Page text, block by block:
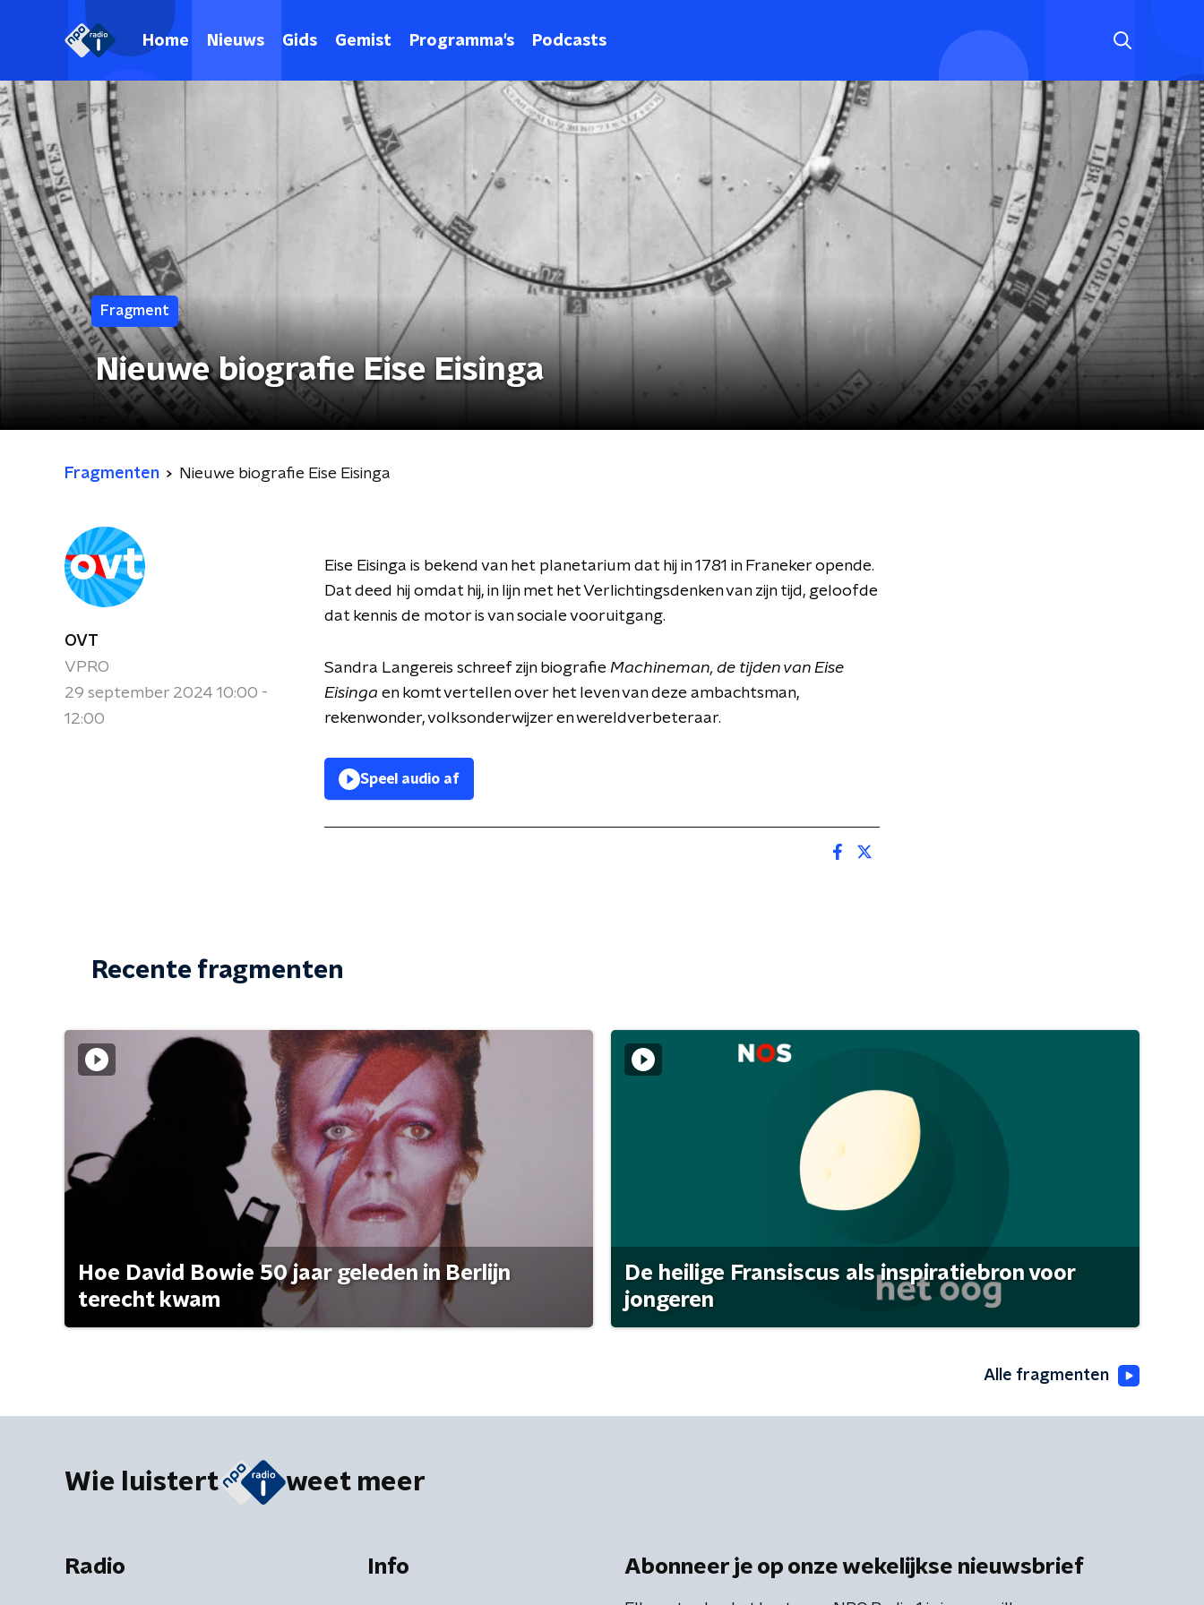
Home Nieuws Gids Gemist Programma's Podcasts
Fragment
Nieuwe biografie Eise Eisinga
Fragmenten Nieuwe biografie Eise Eisinga
OVT
VPRO
29 september 2024 10:00 -
12:00
Eise Eisinga is bekend van het planetarium dat hij in 1781 in Franeker opende.
Dat deed hij omdat hij, in lijn met het Verlichtingsdenken van zijn tijd, geloofde
dat kennis de motor is van sociale vooruitgang.
Sandra Langereis schreef zijn biografie Machineman, de tijden van Eise
Eisinga en komt vertellen over het leven van deze ambachtsman,
rekenwonder, volksonderwijzer en wereldverbeteraar.
Speel audio af
Recente fragmenten
Hoe David Bowie 50 jaar geleden in Berlijn
terecht kwam
De heilige Fransiscus als inspiratiebron voor
jongeren
Alle fragmenten
Wie luistert weet meer
Radio Info Abonneer je op onze wekelijkse nieuwsbrief